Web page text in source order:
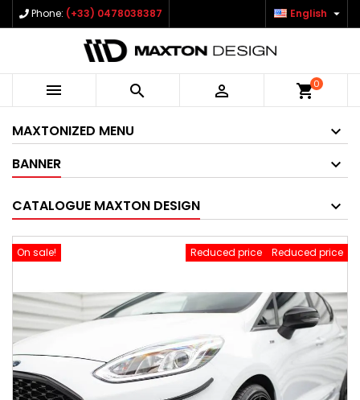
Phone: (+33) 0478038387 English 
   shopping_cart0
MAXTONIZED MENU
BANNER
CATALOGUE MAXTON DESIGN
On sale! Reduced price
Reduced price